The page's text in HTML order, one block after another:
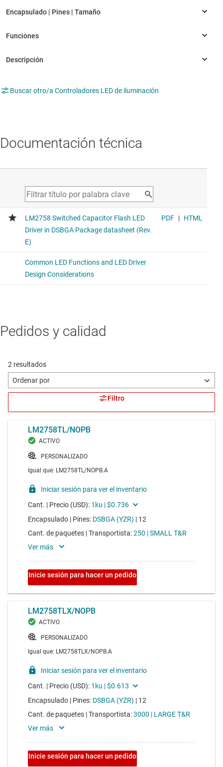
Buscar otro/a Controladores LED de iluminación
Documentación técnica
Pedidos y calidad